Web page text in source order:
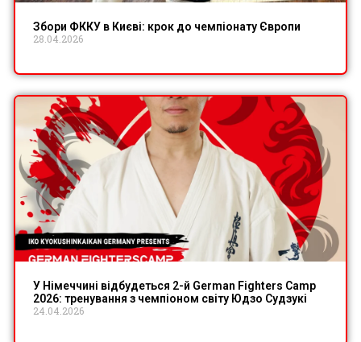
Збори ФККУ в Києві: крок до чемпіонату Європи
28.04.2026
У Німеччині відбудеться 2-й German Fighters Camp
2026: тренування з чемпіоном світу Юдзо Судзукі
24.04.2026